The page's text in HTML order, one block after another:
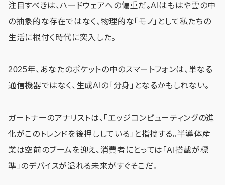
注目すべきは、ハードウェアへの偏重だ。AIはもはや雲の中
の抽象的な存在ではなく、物理的な「モノ」として私たちの
生活に根付く時代に突入した。
2025年、あなたのポケットの中のスマートフォンは、単なる
通信機器ではなく、生成AIの「分身」となるかもしれない。
ガートナーのアナリストは、「エッジコンピューティングの進
化がこのトレンドを後押ししている」と指摘する。半導体産
業は空前のブームを迎え、消費者にとっては「AI搭載が標
準」のデバイスが溢れる未来がすぐそこだ。